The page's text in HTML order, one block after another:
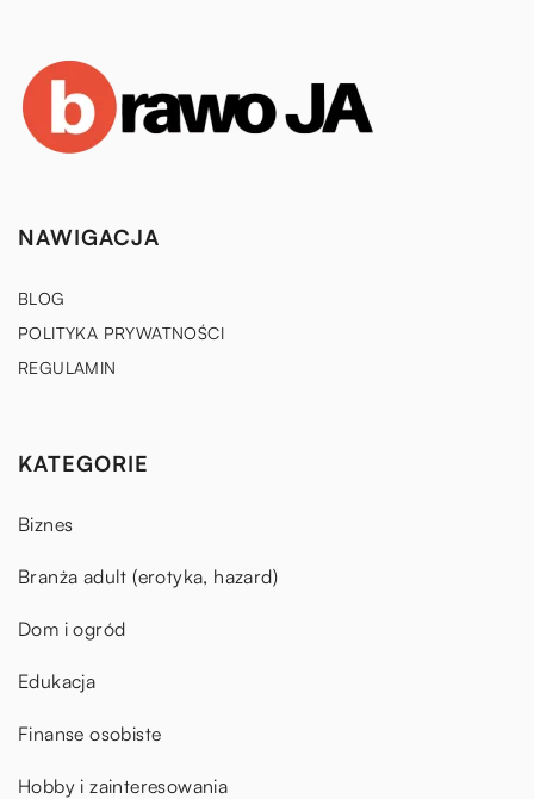
NAWIGACJA
BLOG
POLITYKA PRYWATNOŚCI
REGULAMIN
KATEGORIE
Biznes
Branża adult (erotyka, hazard)
Dom i ogród
Edukacja
Finanse osobiste
Hobby i zainteresowania